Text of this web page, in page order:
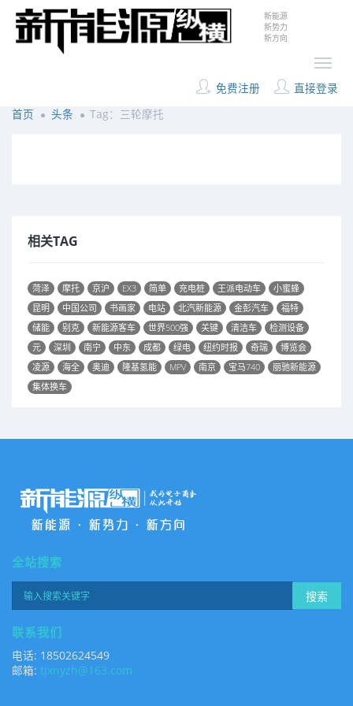
新能源
新势力
新方向
免费注册
直接登录
首页
头条 Tag：三轮摩托
相关TAG
菏泽 摩托 京沪 EX3 简单 充电桩 王派电动车
小蜜蜂
昆明
中国公司 书画家 电站 北汽新能源 金彭汽车
福特
储能
别克 新能源客车 世界500强 关键 清洁车
检测设备
元
深圳 南宁 中东 成都 绿电 纽约时报 奇瑞
博览会
凌源
海全 奥迪 隆基氢能 MPV 南京 宝马740
丽驰新能源
集体换车
全站搜索
搜索
联系我们
电话: 18502624549
邮箱: tjxnyzh@163.com